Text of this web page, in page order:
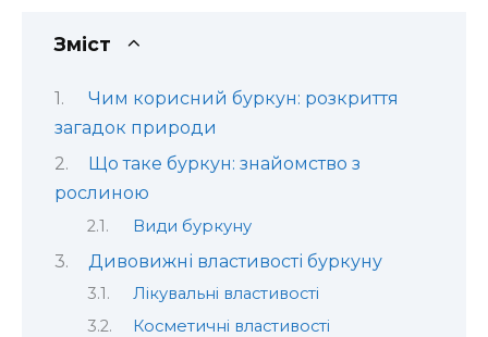
Зміст
Чим корисний буркун: розкриття
загадок природи
Що таке буркун: знайомство з
рослиною
Види буркуну
Дивовижні властивості буркуну
Лікувальні властивості
Косметичні властивості